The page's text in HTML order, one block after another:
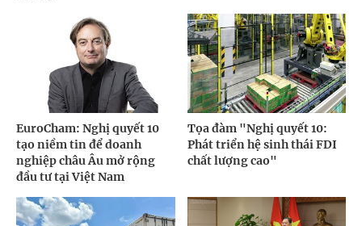
EuroCham: Nghị quyết 10
tạo niềm tin để doanh
nghiệp châu Âu mở rộng
đầu tư tại Việt Nam
Tọa đàm "Nghị quyết 10:
Phát triển hệ sinh thái FDI
chất lượng cao"